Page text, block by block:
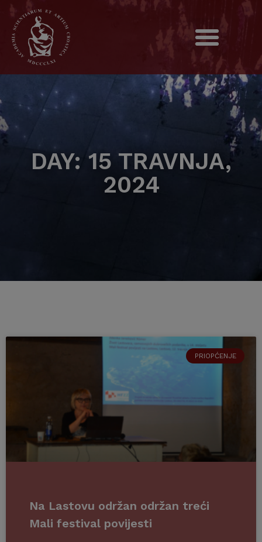
DAY: 15 TRAVNJA,
2024
PRIOPĆENJE
Na Lastovu održan održan treći
Mali festival povijesti